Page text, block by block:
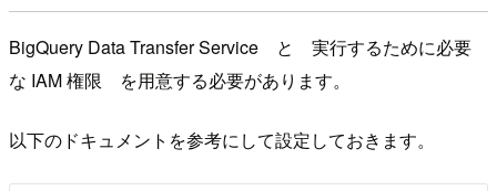
BigQuery Data Transfer Service と 実行するために必要
な IAM 権限 を用意する必要があります。
以下のドキュメントを参考にして設定しておきます。